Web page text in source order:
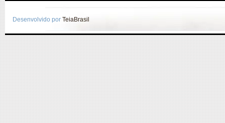
Desenvolvido por TeiaBrasil